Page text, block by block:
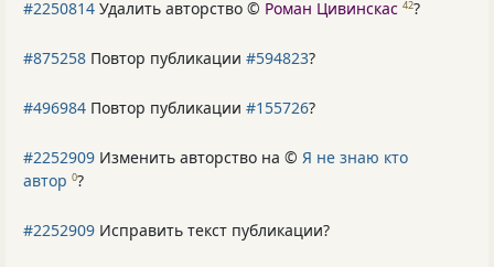
#2250814 Удалить авторство © Роман Цивинскас 42?
#875258 Повтор публикации #594823?
#496984 Повтор публикации #155726?
#2252909 Изменить авторство на © Я не знаю кто
автор 0?
#2252909 Исправить текст публикации?